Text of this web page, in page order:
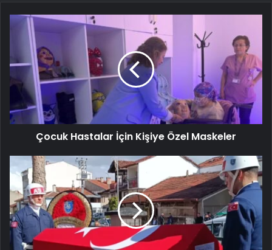
Çocuk Hastalar İçin Kişiye Özel Maskeler